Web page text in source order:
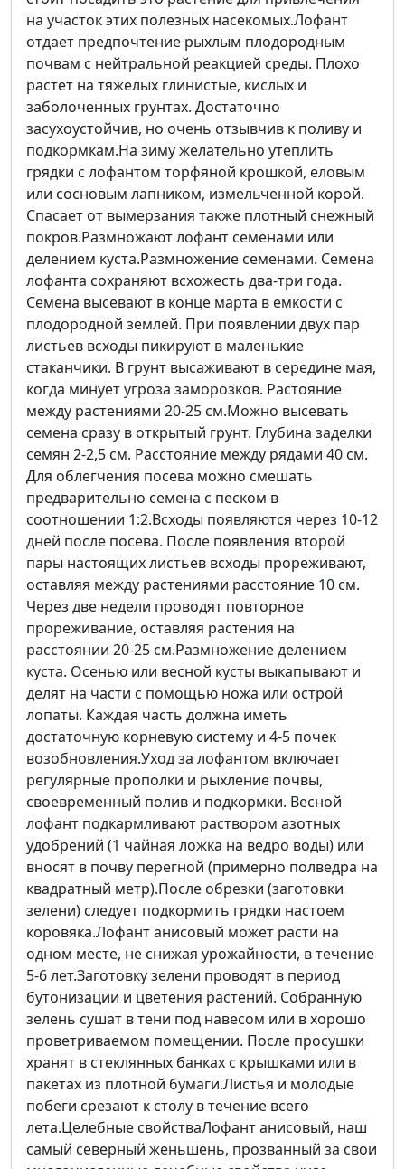
на участок этих полезных насекомых.Лофант
отдает предпочтение рыхлым плодородным
почвам с нейтральной реакцией среды. Плохо
растет на тяжелых глинистые, кислых и
заболоченных грунтах. Достаточно
засухоустойчив, но очень отзывчив к поливу и
подкормкам.На зиму желательно утеплить
грядки с лофантом торфяной крошкой, еловым
или сосновым лапником, измельченной корой.
Спасает от вымерзания также плотный снежный
покров.Размножают лофант семенами или
делением куста.Размножение семенами. Семена
лофанта сохраняют всхожесть два-три года.
Семена высевают в конце марта в емкости с
плодородной землей. При появлении двух пар
листьев всходы пикируют в маленькие
стаканчики. В грунт высаживают в середине мая,
когда минует угроза заморозков. Растояние
между растениями 20-25 см.Можно высевать
семена сразу в открытый грунт. Глубина заделки
семян 2-2,5 см. Расстояние между рядами 40 см.
Для облегчения посева можно смешать
предварительно семена с песком в
соотношении 1:2.Всходы появляются через 10-12
дней после посева. После появления второй
пары настоящих листьев всходы прореживают,
оставляя между растениями расстояние 10 см.
Через две недели проводят повторное
прореживание, оставляя растения на
расстоянии 20-25 см.Размножение делением
куста. Осенью или весной кусты выкапывают и
делят на части с помощью ножа или острой
лопаты. Каждая часть должна иметь
достаточную корневую систему и 4-5 почек
возобновления.Уход за лофантом включает
регулярные прополки и рыхление почвы,
своевременный полив и подкормки. Весной
лофант подкармливают раствором азотных
удобрений (1 чайная ложка на ведро воды) или
вносят в почву перегной (примерно полведра на
квадратный метр).После обрезки (заготовки
зелени) следует подкормить грядки настоем
коровяка.Лофант анисовый может расти на
одном месте, не снижая урожайности, в течение
5-6 лет.Заготовку зелени проводят в период
бутонизации и цветения растений. Собранную
зелень сушат в тени под навесом или в хорошо
проветриваемом помещении. После просушки
хранят в стеклянных банках с крышками или в
пакетах из плотной бумаги.Листья и молодые
побеги срезают к столу в течение всего
лета.Целебные свойстваЛофант анисовый, наш
самый северный женьшень, прозванный за свои